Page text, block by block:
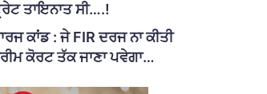
ਤਾਇਨਾਤ ਸੀ….!
ਕਾਂਡ : ਜੇ FIR ਦਰਜ ਨਾ ਕੀਤੀ
ਕੋਰਟ ਤੱਕ ਜਾਣਾ ਪਵੇਗਾ…